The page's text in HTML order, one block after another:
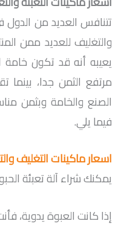
تتنافس العديد من الدول
والتغليف للعديد ممن
يعيبه أنه قد تكون خامة
مرتفع الثمن جدا، بينما
الصنع والخامة وبثمن
فيما يلي.
اسعار ماكينات التغليف
يمكنك شراء آلة تعبئة الحبوب
إذا كانت العبوة يدوية،